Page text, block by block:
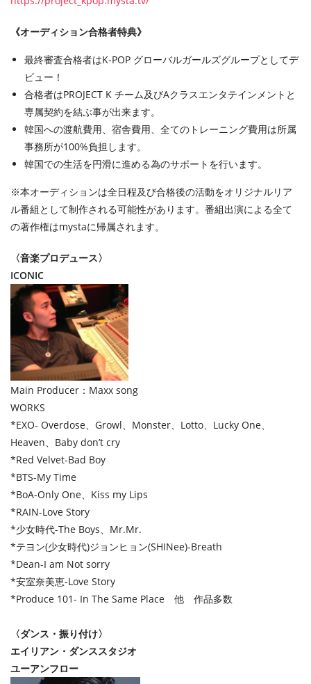
《オーディション合格者特典》
最終審査合格者はK-POP グローバルガールズグループとしてデ
ビュー！
合格者はPROJECT K チーム及びAクラスエンタテインメントと
専属契約を結ぶ事が出来ます。
韓国への渡航費用、宿舎費用、全てのトレーニング費用は所属
事務所が100%負担します 。
韓国での生活を円滑に進める為のサポートを行います。
※本オーディションは全日程及び合格後の活動をオリジナルリア
ル番組として制作される可能性があります。番組出演による全て
の著作権はmystaに帰属されます。
〈音楽プロデュース〉
ICONIC
Main Producer：Maxx song
WORKS
*EXO- Overdose、Growl、Monster、Lotto、Lucky One、
Heaven、Baby don’t cry
*Red Velvet-Bad Boy
*BTS-My Time
*BoA-Only One、Kiss my Lips
*RAIN-Love Story
*少女時代-The Boys、Mr.Mr.
*テヨン(少女時代)ジョンヒョン(SHINee)-Breath
*Dean-I am Not sorry
*安室奈美恵-Love Story
*Produce 101- In The Same Place 他 作品多数
〈ダンス・振り付け〉
エイリアン・ダンススタジオ
ユーアンフロー